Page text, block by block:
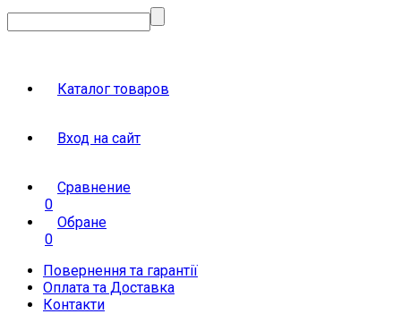
Каталог товаров
Вход на сайт
Сравнение
0
Обране
0
Повернення та гарантії
Оплата та Доставка
Контакти